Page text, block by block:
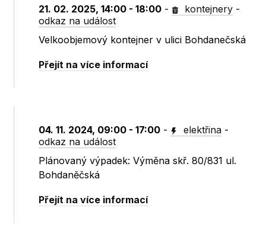
21. 02. 2025, 14:00 - 18:00 - kontejnery -
odkaz na událost
Velkoobjemový kontejner v ulici Bohdanečská
Přejít na více informací
04. 11. 2024, 09:00 - 17:00 - elektřina -
odkaz na událost
Plánovaný výpadek: Výměna skř. 80/831 ul.
Bohdaněčská
Přejít na více informací